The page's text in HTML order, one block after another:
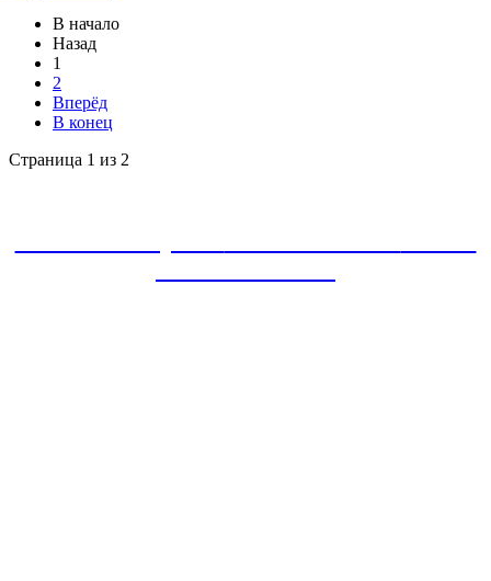
В начало
Назад
1
2
Вперёд
В конец
Страница 1 из 2